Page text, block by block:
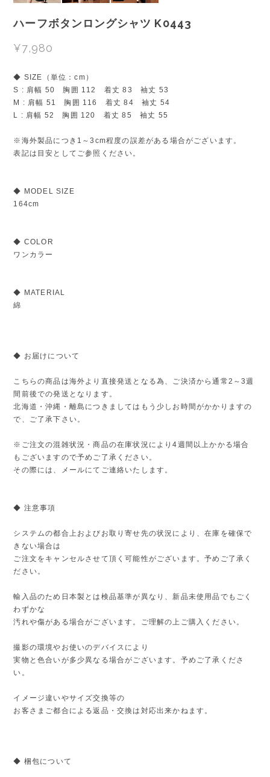
ハーフボタンロングシャツ K0443
¥7,980
◆ SIZE（単位：cm）
S : 肩幅 50 胸囲 112 着丈 83 袖丈 53
M : 肩幅 51 胸囲 116 着丈 84 袖丈 54
L : 肩幅 52 胸囲 120 着丈 85 袖丈 55
※海外製品につき1～3cm程度の誤差がある場合がございます。
表記は目安としてご参照ください。
◆ MODEL SIZE
164cm
◆ COLOR
ワンカラー
◆ MATERIAL
綿
◆ お届けについて
こちらの商品は海外より直接発送となる為、ご決済から通常2～3週
間前後での発送となります。
北海道・沖縄・離島につきましてはもう少しお時間がかかりますの
で、ご了承下さい。
※ご注文の混雑状況・商品の在庫状況により4週間以上かかる場合
もございますので予めご了承ください。
その際には、メールにてご連絡いたします。
◆ 注意事項
システムの都合上およびお取り寄せ先の状況により、在庫を確保で
きない場合は
ご注文をキャンセルさせて頂く可能性がございます。予めご了承く
ださい。
輸入品のため日本製とは検品基準が異なり、新品未使用品でもごく
わずかな
汚れや傷がある場合がございます。ご理解の上ご購入ください。
撮影の環境やお使いのデバイスにより
実物と色合いが多少異なる場合がございます。予めご了承くださ
い。
イメージ違いやサイズ交換等の
お客さまご都合による返品・交換は対応出来かねます。
◆ 梱包について